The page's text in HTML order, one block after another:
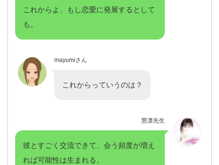
これからよ、もし恋愛に発展するとして
も。
mayumiさん
これからっていうのは？
慧凛先生
彼とすごく交流できて、会う頻度が増え
れば可能性は生まれる。